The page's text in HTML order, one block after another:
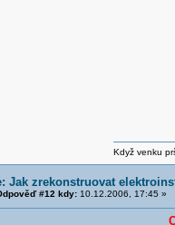
Když venku
Jak zrekonstruovat
#12 kdy:10.12.2006, 17:45 »